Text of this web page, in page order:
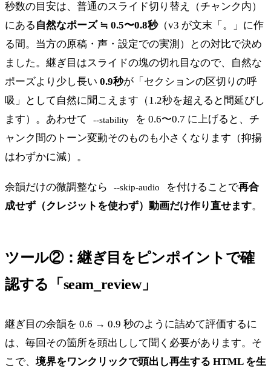
秒数の目安は、普通のスライド切り替え（チャンク内）
にある 自然なポーズ ≒ 0.5〜0.8秒（v3 が文末「。」に作
る間。当方の原稿・声・設定での実測）との対比で決め
ました。継ぎ目はスライドの塊の切れ目なので、自然な
ポーズより少し長い 0.9秒が「セクションの区切りの呼
吸」として自然に聞こえます（1.2秒を超えると間延びし
ます）。あわせて
--stability
を 0.6〜0.7 に上げると、チ
ャンク間のトーン変動そのものも小さくなります（抑揚
はわずかに減）。
余韻だけの微調整なら --skip-audio を付けることで再合
成せず（クレジットを使わず）動画だけ作り直せます。
ツール②：継ぎ目をピンポイントで確
認する「seam_review」
継ぎ目の余韻を 0.6 → 0.9 秒のように詰めて評価するに
は、毎回その箇所を頭出しして聞く必要があります。そ
こで、 境界をワンクリックで頭出し再生する HTML を生